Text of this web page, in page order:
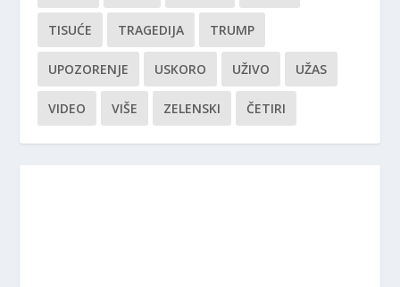
TISUĆE TRAGEDIJA TRUMP
UPOZORENJE USKORO UŽIVO UŽAS
VIDEO VIŠE ZELENSKI ČETIRI